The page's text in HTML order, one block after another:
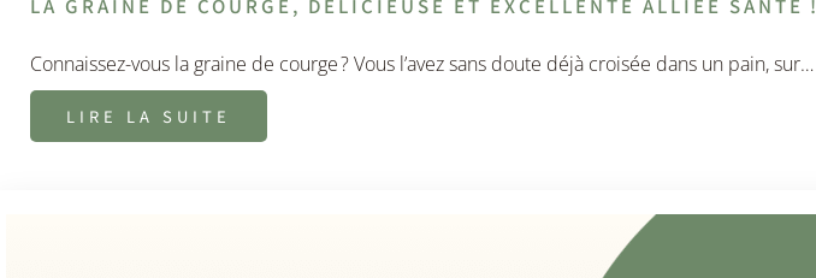
LA GRAINE DE COURGE, DÉLICIEUSE ET EXCELLENTE ALLIÉE SANTÉ !
Connaissez-vous la graine de courge ? Vous l’avez sans doute déjà croisée dans un pain, sur…
LIRE LA SUITE